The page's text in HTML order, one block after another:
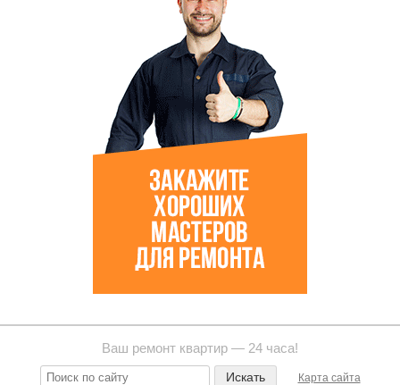
Ваш ремонт квартир — 24 часа!
Карта сайта